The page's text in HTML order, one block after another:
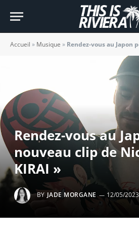
Accueil » Musique » Rendez-vous au Japon pour le
Rendez-vous au
nouveau clip de
KIRAI »
BY JADE MORGANE 12/05/2023